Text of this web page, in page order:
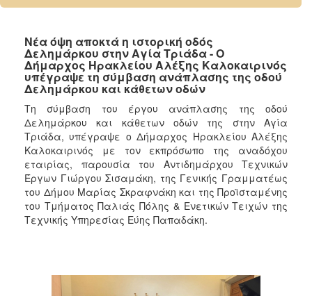
2024
2022
2021
2020
2019
2018
2017
2016
2015
2013
Νέα όψη αποκτά η ιστορική οδός
Δελημάρκου στην Αγία Τριάδα - Ο
Δήμαρχος Ηρακλείου Αλέξης Καλοκαιρινός
υπέγραψε τη σύμβαση ανάπλασης της οδού
Δελημάρκου και κάθετων οδών
Τη σύμβαση του έργου ανάπλασης της οδού
Δελημάρκου και κάθετων οδών της στην Αγία
Τριάδα, υπέγραψε ο Δήμαρχος Ηρακλείου Αλέξης
Καλοκαιρινός με τον εκπρόσωπο της αναδόχου
εταιρίας, παρουσία του Αντιδημάρχου Τεχνικών
Έργων Γιώργου Σισαμάκη, της Γενικής Γραμματέως
του Δήμου Μαρίας Σκραφνάκη και της Προϊσταμένης
του Τμήματος Παλιάς Πόλης & Ενετικών Τειχών της
Τεχνικής Υπηρεσίας Εύης Παπαδάκη.